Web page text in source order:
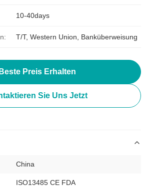
10-40days
T/T, Western Union, Banküberweisung
Beste Preis Erhalten
Sie Uns Jetzt
China
ISO13485 CE FDA